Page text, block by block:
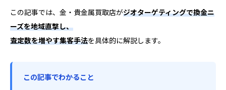
この記事では、金・貴金属買取店がジオターゲティングで換金ニ
ーズを地域直撃し、
査定数を増やす集客手法を具体的に解説します。
この記事でわかること